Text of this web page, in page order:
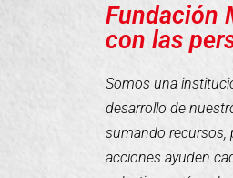
Fundación
con las
Somos una
desarrollo de
sumando recursos,
acciones ayuden